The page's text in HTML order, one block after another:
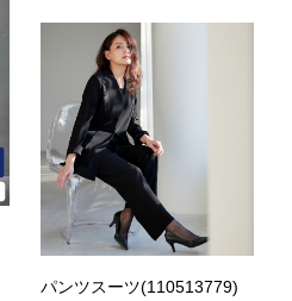
パンツスーツ(110513779)